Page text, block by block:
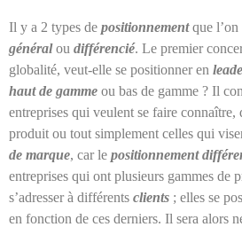
Il y a 2 types de positionnement que
général ou différencié. Le premier
globalité, veut-elle se positionner en
haut de gamme ou bas de gamme ? Il
entreprises qui veulent se faire connaître,
produit ou tout simplement celles qui
de marque, car le positionnement
entreprises qui ont plusieurs gammes de
s’adresser à différents clients ; elles se
en fonction de ces derniers. Il sera alors